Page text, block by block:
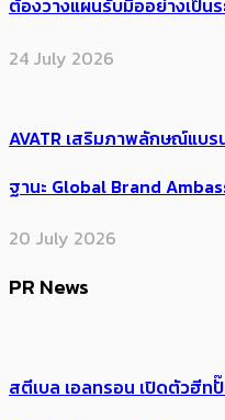
ต้องวางแผนรับมืออย่างเป็น
24 July 2026
AVATR เสริมภาพลักษณ์แบร
ฐานะ Global Brand
20 July 2026
PR News
สตีเบล เอลทรอน เปิดตัวฮีท